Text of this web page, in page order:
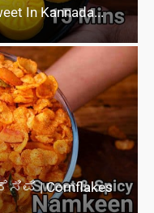
In Kannada...
| Cornflakes